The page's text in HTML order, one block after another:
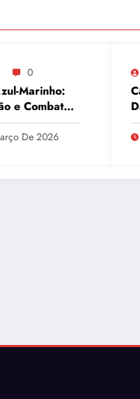
0
Marinho:
e Combate
Colorretal
Físicas
De 2026